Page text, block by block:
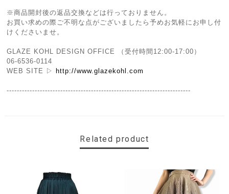
※商品開封後の返品交換などは行っておりません。
お買い求めの際ご不明な点がございましたら予めお気軽にお申し付
けくださいませ。
GLAZE KOHL DESIGN OFFICE （受付時間12:00-17:00）
06-6536-0114
WEB SITE ▷http://www.glazekohl.com
------------------------------------------------------------------------
Related product